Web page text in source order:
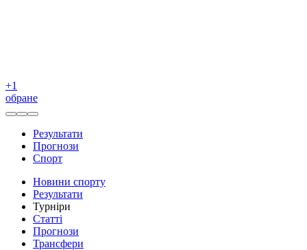
+1
обране
Результати
Прогнози
Спорт
Новини спорту
Результати
Турніри
Статті
Прогнози
Трансфери